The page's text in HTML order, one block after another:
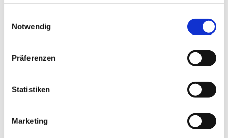
Notwendig
Präferenzen
Statistiken
Marketing